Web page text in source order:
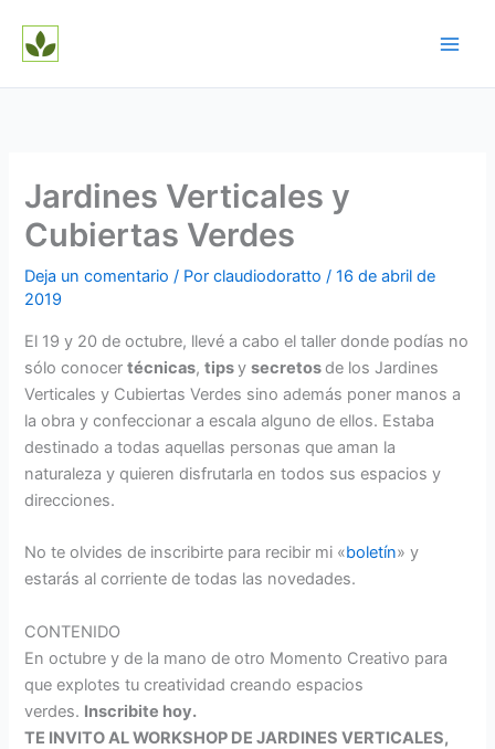
contenido
Jardines Verticales y
Cubiertas Verdes
Deja un comentario / Porclaudiodoratto/16 de abril de
2019
El 19 y 20 de octubre, llevé a cabo el taller donde podías no
sólo conocertécnicas,tipsysecretosde los Jardines
Verticales y Cubiertas Verdes sino además poner manos a
la obra y confeccionar a escala alguno de ellos. Estaba
destinado a todas aquellas personas que aman la
naturaleza y quieren disfrutarla en todos sus espacios y
direcciones.
No te olvides de inscribirte para recibir mi «boletín» y
estarás al corriente de todas las novedades.
CONTENIDO
En octubre y de la mano de otro Momento Creativo para
que explotes tu creatividad creando espacios
verdes. Inscribite hoy.
TE INVITO AL WORKSHOP DE JARDINES VERTICALES,